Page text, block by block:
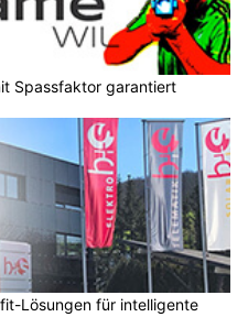
Spassfaktor garantiert
Lösungen für intelligente